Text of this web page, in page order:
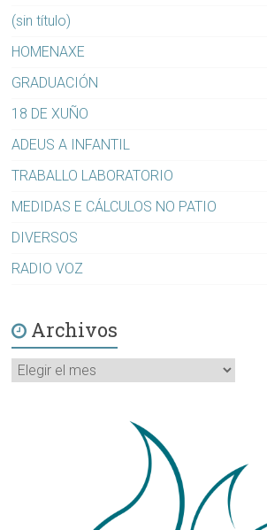
(sin título)
HOMENAXE
GRADUACIÓN
18 DE XUÑO
ADEUS A INFANTIL
TRABALLO LABORATORIO
MEDIDAS E CÁLCULOS NO PATIO
DIVERSOS
RADIO VOZ
Archivos
Archivos